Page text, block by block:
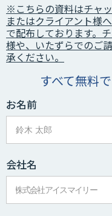
※こちらの資料はチャ
またはクライアント様
で配布しております。
様や、いたずらでのご
承ください。
すべて無料
お名前
会社名